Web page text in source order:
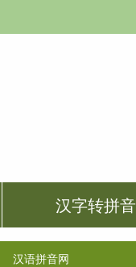
汉字转拼音
汉语拼音网